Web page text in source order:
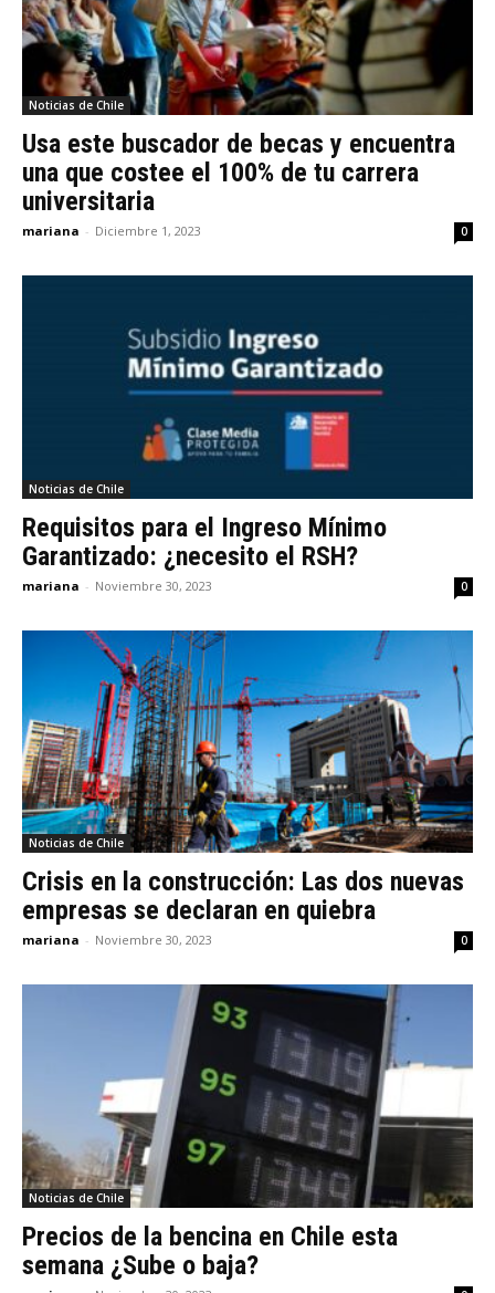
Noticias de Chile
Usa este buscador de becas y encuentra
una que costee el 100% de tu carrera
universitaria
mariana - Diciembre 1, 2023 0
Noticias de Chile
Requisitos para el Ingreso Mínimo
Garantizado: ¿necesito el RSH?
mariana - Noviembre 30, 2023 0
Noticias de Chile
Crisis en la construcción: Las dos nuevas
empresas se declaran en quiebra
mariana - Noviembre 30, 2023 0
Noticias de Chile
Precios de la bencina en Chile esta
semana ¿Sube o baja?